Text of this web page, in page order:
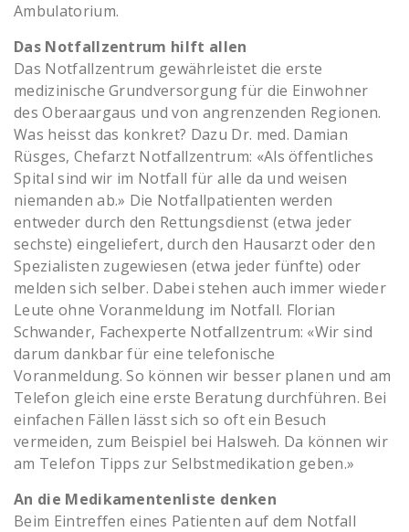
Ambulatorium.
Das Notfallzentrum hilft allen
Das Notfallzentrum gewährleistet die erste
medizinische Grundversorgung für die Einwohner
des Oberaargaus und von angrenzenden Regionen.
Was heisst das konkret? Dazu Dr. med. Damian
Rüsges, Chefarzt Notfallzentrum: «Als öffentliches
Spital sind wir im Notfall für alle da und weisen
niemanden ab.» Die Notfallpatienten werden
entweder durch den Rettungsdienst (etwa jeder
sechste) eingeliefert, durch den Hausarzt oder den
Spezialisten zugewiesen (etwa jeder fünfte) oder
melden sich selber. Dabei stehen auch immer wieder
Leute ohne Voranmeldung im Notfall. Florian
Schwander, Fachexperte Notfallzentrum: «Wir sind
darum dankbar für eine telefonische
Voranmeldung. So können wir besser planen und am
Telefon gleich eine erste Beratung durchführen. Bei
einfachen Fällen lässt sich so oft ein Besuch
vermeiden, zum Beispiel bei Halsweh. Da können wir
am Telefon Tipps zur Selbstmedikation geben.»
An die Medikamentenliste denken
Beim Eintreffen eines Patienten auf dem Notfall